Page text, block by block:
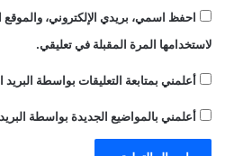
احفظ اسمي، بريدي الإلكتروني، والموقع
لاستخدامها المرة المقبلة في تعليقي.
أعلمني بمتابعة التعليقات بواسطة البريد
أعلمني بالمواضيع الجديدة بواسطة البريد